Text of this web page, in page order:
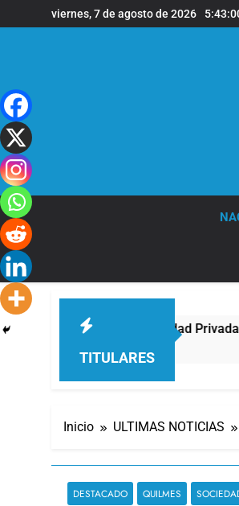
al
viernes, 7 de agosto de 2026
TITULARES
Privada: hubo detenidos y
Inicio ULTIMAS NOTICIAS
DESTACADO QUILMES